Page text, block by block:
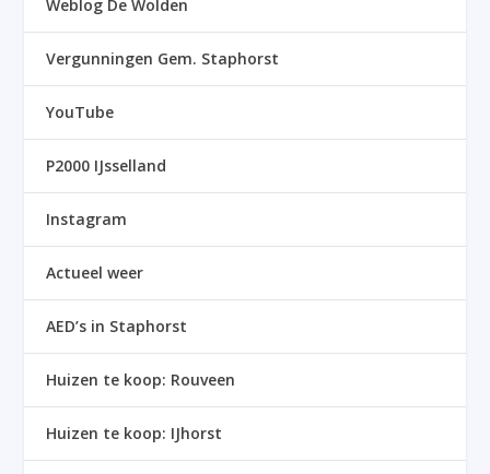
Weblog De Wolden
Vergunningen Gem. Staphorst
YouTube
P2000 IJsselland
Instagram
Actueel weer
AED’s in Staphorst
Huizen te koop: Rouveen
Huizen te koop: IJhorst